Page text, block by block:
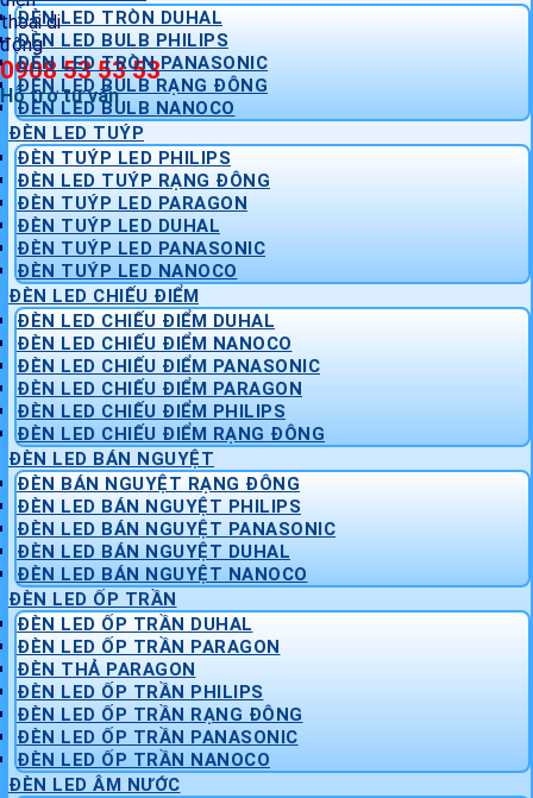
0908 53 53 53
Hỗ trợ tư vấn
ĐÈN LED TRÒN DUHAL
ĐÈN LED BULB PHILIPS
ĐÈN LED TRÒN PANASONIC
ĐÈN LED BULB RẠNG ĐÔNG
ĐÈN LED BULB NANOCO
ĐÈN LED TUÝP
ĐÈN TUÝP LED PHILIPS
ĐÈN LED TUÝP RẠNG ĐÔNG
ĐÈN TUÝP LED PARAGON
ĐÈN TUÝP LED DUHAL
ĐÈN TUÝP LED PANASONIC
ĐÈN TUÝP LED NANOCO
ĐÈN LED CHIẾU ĐIỂM
ĐÈN LED CHIẾU ĐIỂM DUHAL
ĐÈN LED CHIẾU ĐIỂM NANOCO
ĐÈN LED CHIẾU ĐIỂM PANASONIC
ĐÈN LED CHIẾU ĐIỂM PARAGON
ĐÈN LED CHIẾU ĐIỂM PHILIPS
ĐÈN LED CHIẾU ĐIỂM RẠNG ĐÔNG
ĐÈN LED BÁN NGUYỆT
ĐÈN BÁN NGUYỆT RẠNG ĐÔNG
ĐÈN LED BÁN NGUYỆT PHILIPS
ĐÈN LED BÁN NGUYỆT PANASONIC
ĐÈN LED BÁN NGUYỆT DUHAL
ĐÈN LED BÁN NGUYỆT NANOCO
ĐÈN LED ỐP TRẦN
ĐÈN LED ỐP TRẦN DUHAL
ĐÈN LED ỐP TRẦN PARAGON
ĐÈN THẢ PARAGON
ĐÈN LED ỐP TRẦN PHILIPS
ĐÈN LED ỐP TRẦN RẠNG ĐÔNG
ĐÈN LED ỐP TRẦN PANASONIC
ĐÈN LED ỐP TRẦN NANOCO
ĐÈN LED ÂM NƯỚC